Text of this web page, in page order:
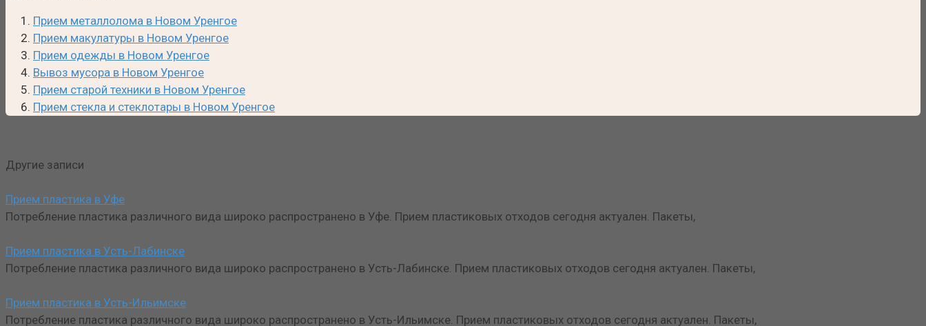
Прием металлолома в Новом Уренгое
Прием макулатуры в Новом Уренгое
Прием одежды в Новом Уренгое
Вывоз мусора в Новом Уренгое
Прием старой техники в Новом Уренгое
Прием стекла и стеклотары в Новом Уренгое
Другие записи
Прием пластика в Уфе
Потребление пластика различного вида широко распространено в Уфе. Прием пластиковых отходов сегодня актуален. Пакеты,
Прием пластика в Усть-Лабинске
Потребление пластика различного вида широко распространено в Усть-Лабинске. Прием пластиковых отходов сегодня актуален. Пакеты,
Прием пластика в Усть-Ильимске
Потребление пластика различного вида широко распространено в Усть-Ильимске. Прием пластиковых отходов сегодня актуален. Пакеты,